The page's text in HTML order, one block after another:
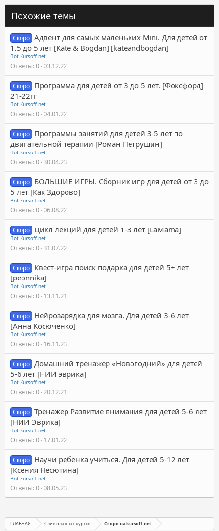
Похожие темы
Скоро Адвент для самых маленьких Mini. Для детей от
1,5 до 5 лет [Кate & Bogdan] [kateandbogdan]
Bot Kursoff.net
Ответы 0 03.12.22
Скоро Программа для детей от 3 до 5 лет. [Фоксфорд]
21-22гг
Bot Kursoff.net
Ответы 0 04.01.22
Скоро Программы занятий для детей 3-5 лет по
двигательной терапии [Роман Петрушин]
Bot Kursoff.net
Ответы 0 30.04.23
Скоро БОЛЬШИЕ ИГРЫ. Сборник игр для детей от 3 до
5 лет [Как Здорово]
Bot Kursoff.net
Ответы 0 06.08.22
Скоро Цикл лекций для детей 1-3 лет [LaMama]
Bot Kursoff.net
Ответы 0 31.07.22
Скоро Квест-игра поиск подарка для детей 5+ лет
[peonnika]
Bot Kursoff.net
Ответы 0 13.11.21
Скоро Нейрозарядка для мозга. Для детей 3-6 лет
[Анна Косюченко]
Bot Kursoff.net
Ответы 0 16.11.23
Скоро Домашний тренажер «Новогодний» для детей
5-6 лет [НИИ эврика]
Bot Kursoff.net
Ответы 0 20.12.21
Скоро Тренажер Развитие внимания для детей 5-6 лет
[НИИ Эврика]
Bot Kursoff.net
Ответы 0 17.01.22
Скоро Научи ребёнка учиться. Для детей 5-12 лет
[Ксения Несютина]
Bot Kursoff.net
Ответы 0 08.05.23
ГЛАВНАЯ Слив платных курсов Скоро на kursoff.net